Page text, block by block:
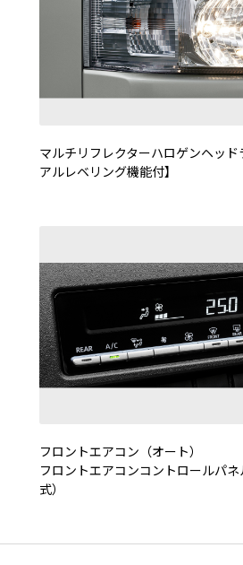
マルチリフレクターハロゲンヘッド
アルレベリング機能付】
フロントエアコン（オート）
フロントエアコンコントロールパ
式）